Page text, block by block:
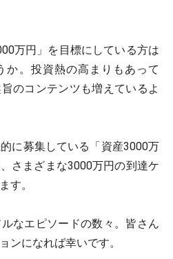
万円」を目標にしている方は
か。投資熱の高まりもあって
のコンテンツも増えているよ
に募集している「資産3000万
さまざまな3000万円の到達ケ
す。
なエピソードの数々。皆さん
ンになれば幸いです。